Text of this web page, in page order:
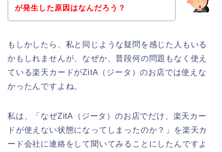
が発生した原因はなんだろう？
もしかしたら、私と同じような疑問を感じた人もいる
かもしれませんが、なぜか、普段何の問題もなく使え
ている楽天カードがZitA（ジータ）のお店では使えな
かったんですよね。
私は、「なぜZitA（ジータ）のお店でだけ、楽天カー
ドが使えない状態になってしまったのか？」を楽天カ
ード会社に連絡をして聞いてみることにしたんですよ